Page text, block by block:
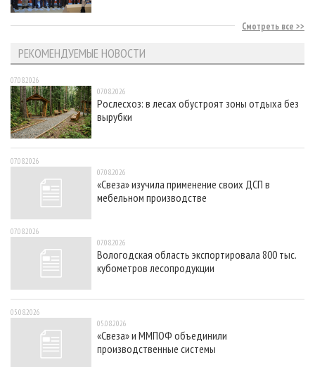
Смотреть все
РЕКОМЕНДУЕМЫЕ НОВОСТИ
07.08.2026
07.08.2026
Рослесхоз: в лесах обустроят зоны отдыха без
вырубки
07.08.2026
07.08.2026
«Свеза» изучила применение своих ДСП в
мебельном производстве
07.08.2026
07.08.2026
Вологодская область экспортировала 800 тыс.
кубометров лесопродукции
05.08.2026
05.08.2026
«Свеза» и ММПОФ объединили
производственные системы